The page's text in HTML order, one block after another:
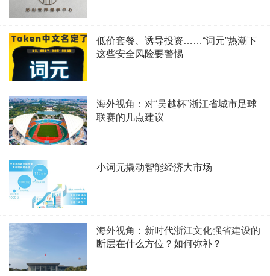
低价套餐、诱导投资……“词元”热潮下
这些安全风险要警惕
海外视角：对“吴越杯”浙江省城市足球
联赛的几点建议
小词元撬动智能经济大市场
海外视角：新时代浙江文化强省建设的
断层在什么方位？如何弥补？